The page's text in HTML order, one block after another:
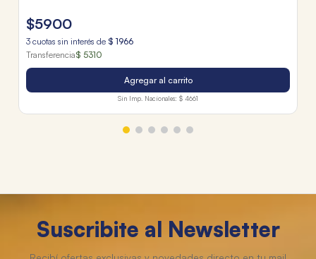
$5900
3 cuotas sin interés de $ 1966
Transferencia$ 5310
Agregar al carrito
Sin Imp. Nacionales: $ 4661
Suscribite al Newsletter